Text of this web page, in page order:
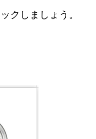
クしましょう。